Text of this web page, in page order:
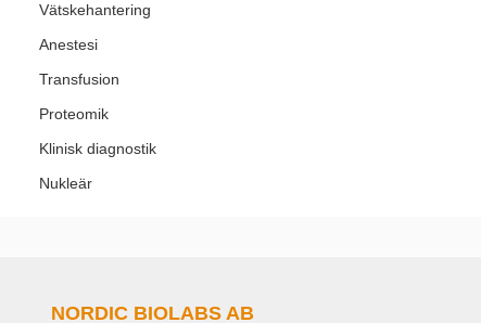
Vätskehantering
Anestesi
Transfusion
Proteomik
Klinisk diagnostik
Nukleär
NORDIC BIOLABS AB